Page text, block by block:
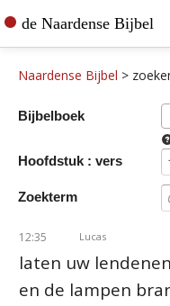
de Naardense Bijbel
De vertaler
Contact
Naardense Bijbel >
Bijbelboek
Hoofdstuk : vers
Zoekterm
12:35 Lucas
laten uw
en de lampen